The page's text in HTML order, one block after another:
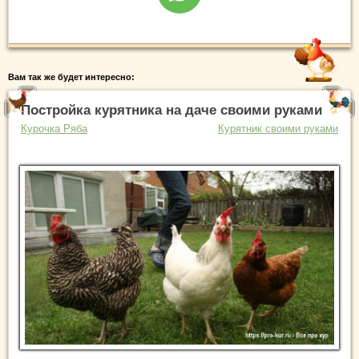
Вам так же будет интересно:
Постройка курятника на даче своими руками
Курочка Ряба Курятник своими руками